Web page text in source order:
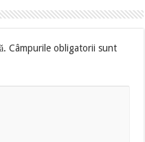
Câmpurile obligatorii sunt